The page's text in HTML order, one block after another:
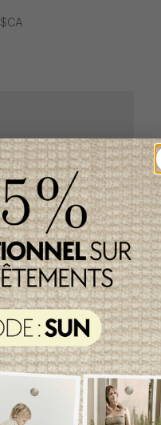
Garçon